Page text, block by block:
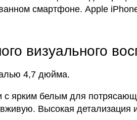
смартфоне. Apple
визуального
4,7 дюйма.
ярким белым для
Высокая детализация